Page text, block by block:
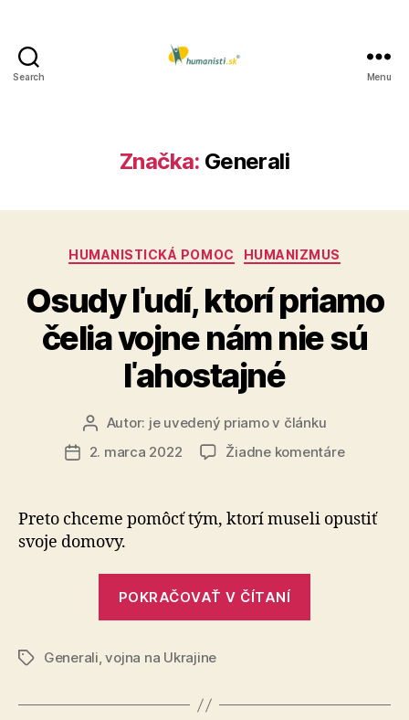
Search Menu
Značka: Generali
Kategórie
HUMANISTICKÁ POMOC HUMANIZMUS
Osudy ľudí, ktorí priamo
čelia vojne nám nie sú
ľahostajné
Autor
článku
Autor: je uvedený priamo v článku
Dátum
2. marca 2022 Žiadne komentárena
ktorí
Preto chceme pomôcť tým, ktorí museli opustiť
svoje domovy.
POKRAČOVAŤ V ČÍTANÍ
vojne
ZnačkyGenerali,vojna na Ukrajine